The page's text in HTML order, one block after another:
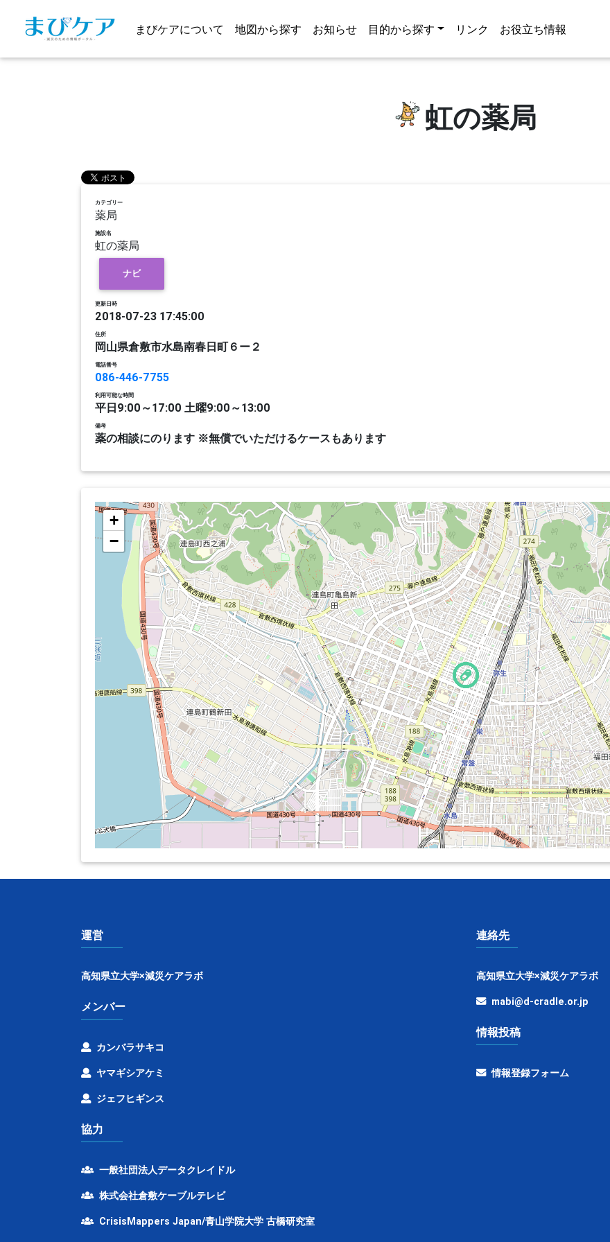
まびケアについて 地図から探す お知らせ 目的から探す リンク お役立ち情報
虹の薬局
カテゴリー
薬局
施設名
虹の薬局
ナビ
更新日時
2018-07-23 17:45:00
住所
岡山県倉敷市水島南春日町６ー２
電話番号
086-446-7755
利用可能な時間
平日9:00～17:00 土曜9:00～13:00
備考
薬の相談にのります ※無償でいただけるケースもあります
+
−
運営
高知県立大学×減災ケアラボ
メンバー
カンバラサキコ
ヤマギシアケミ
ジェフヒギンス
協力
一般社団法人データクレイドル
株式会社倉敷ケーブルテレビ
CrisisMappers Japan/青山学院大学 古橋研究室
連絡先
高知県立大学×減災ケアラボ
mabi@d-cradle.or.jp
情報投稿
情報登録フォーム